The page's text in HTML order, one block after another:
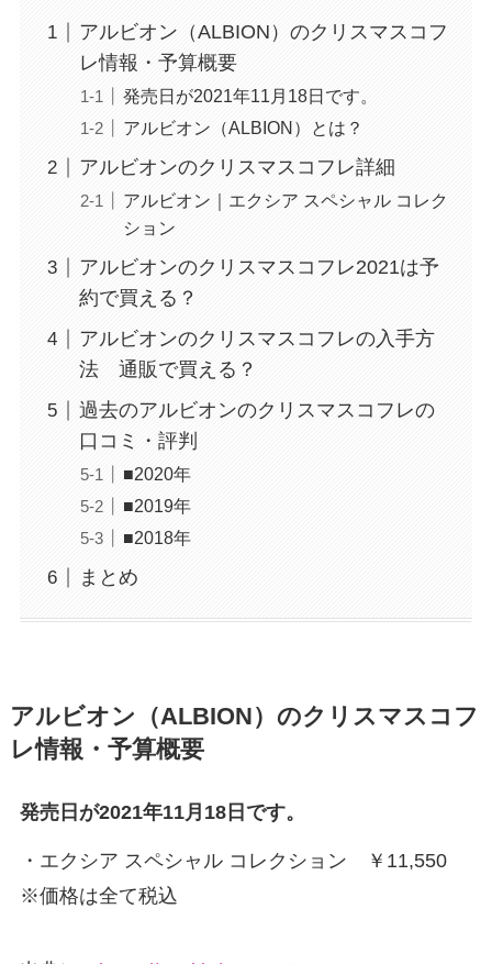
アルビオン（ALBION）のクリスマスコフ
レ情報・予算概要
発売日が2021年11月18日です。
アルビオン（ALBION）とは？
アルビオンのクリスマスコフレ詳細
アルビオン｜エクシア スペシャル コレク
ション
アルビオンのクリスマスコフレ2021は予
約で買える？
アルビオンのクリスマスコフレの入手方
法 通販で買える？
過去のアルビオンのクリスマスコフレの
口コミ・評判
■2020年
■2019年
■2018年
まとめ
アルビオン（ALBION）のクリスマスコフ
レ情報・予算概要
発売日が2021年11月18日です。
・エクシア スペシャル コレクション ￥11,550
※価格は全て税込